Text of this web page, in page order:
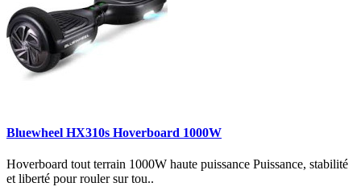
Bluewheel HX310s Hoverboard 1000W
Hoverboard tout terrain 1000W haute puissance Puissance, stabilité
et liberté pour rouler sur tou..